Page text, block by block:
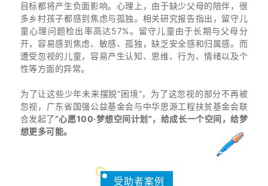
目标都将产生负面影响。心理上，由于缺少父母的陪伴，很
多乡村孩子都感到焦虑与孤独。相关研究报告指出，留守儿
童心理问题检出率高达57%。留守儿童由于长期与父母分
开，容易感到焦虑、敏感、孤独，缺乏安全感和归属感。而
遭受忽视的儿童，容易产生认知、思维、行为、情绪以及个
性等方面的异常。
为了让这些少年未来摆脱“困境”，为了这忽视的部分不再被
忽视，广东省国强公益基金会与中华思源工程扶贫基金会联
合发起了“心愿100·梦想空间计划”，给成长一个空间，给梦
想更多可能。
受助者案例